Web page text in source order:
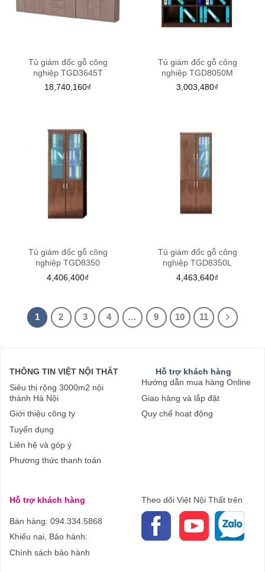
Tủ giám đốc gỗ công
nghiệp TGD3645T
18,740,160₫
Tủ giám đốc gỗ công
nghiệp TGD8050M
3,003,480₫
Tủ giám đốc gỗ công
nghiệp TGD8350
4,406,400₫
Tủ giám đốc gỗ công
nghiệp TGD8350L
4,463,640₫
1 2 3 4 … 9 10 11
THÔNG TIN VIỆT NỘI THẤT
Siêu thị rộng 3000m2 nội
thành Hà Nội
Giới thiệu công ty
Tuyển dụng
Liên hệ và góp ý
Phương thức thanh toán
Hỗ trợ khách hàng
Hướng dẫn mua hàng Online
Giao hàng và lắp đặt
Quy chế hoạt động
Hỗ trợ khách hàng
Bán hàng: 094.334.5868
Khiếu nại, Bảo hành:
Chính sách bảo hành
Theo dõi Việt Nội Thất trên